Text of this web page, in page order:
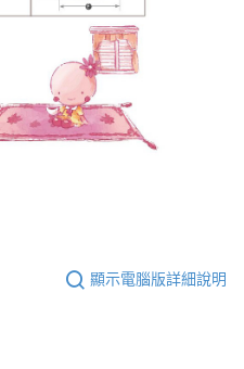
顯示電腦版詳細說明